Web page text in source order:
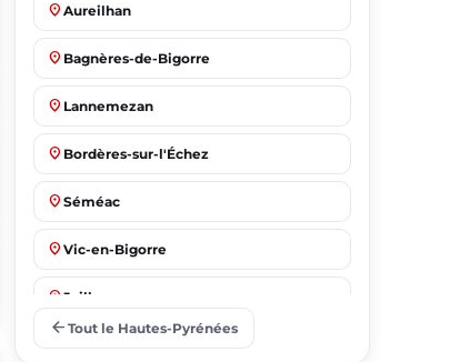
place Aureilhan
place Bagnères-de-Bigorre
place Lannemezan
place Bordères-sur-l'Échez
place Séméac
place Vic-en-Bigorre
place Juillan
arrow_back Tout le Hautes-Pyrénées